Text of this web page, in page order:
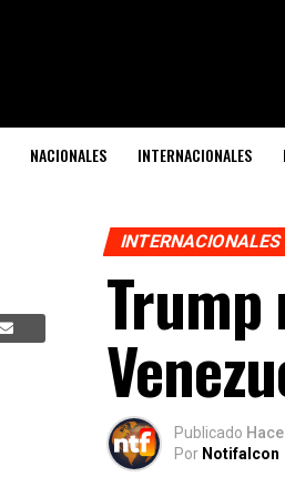
NACIONALES INTERNACIONALES
INTERNACIONALES
Trump
Publicado
Por Notifalcon